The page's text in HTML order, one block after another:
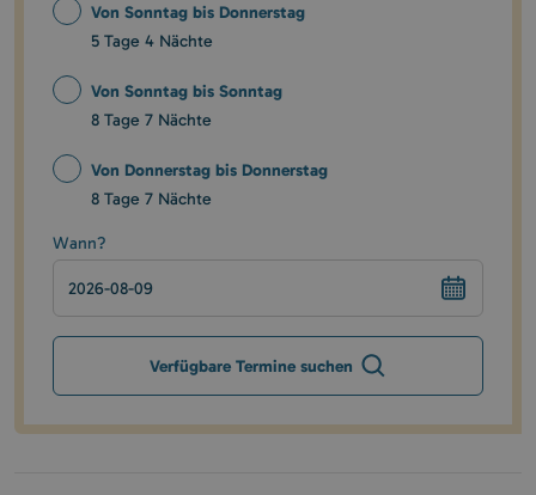
Von Sonntag bis Donnerstag
5 Tage 4 Nächte
Von Sonntag bis Sonntag
8 Tage 7 Nächte
Von Donnerstag bis Donnerstag
8 Tage 7 Nächte
Wann?
Verfügbare Termine suchen